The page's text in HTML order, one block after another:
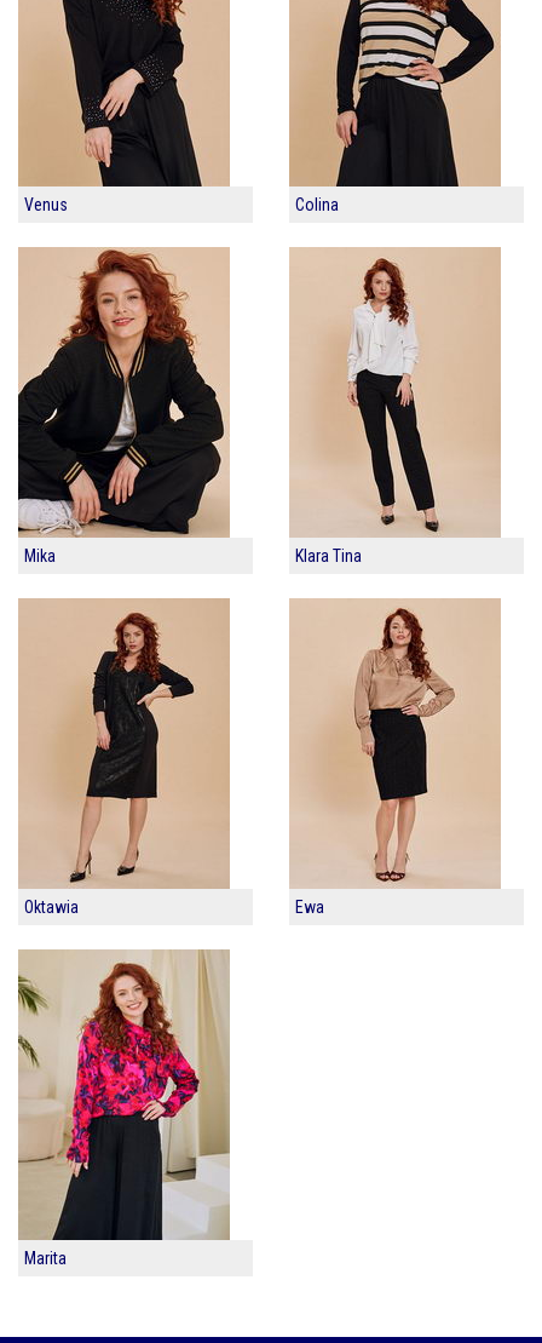
Venus Colina
Mika Klara Tina
Oktawia Ewa
Marita